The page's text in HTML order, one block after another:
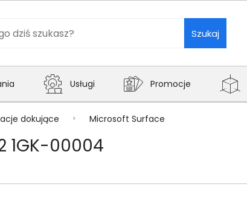
Szukaj
Usługi Promocje
dokujące Microsoft Surface
1GK-00004